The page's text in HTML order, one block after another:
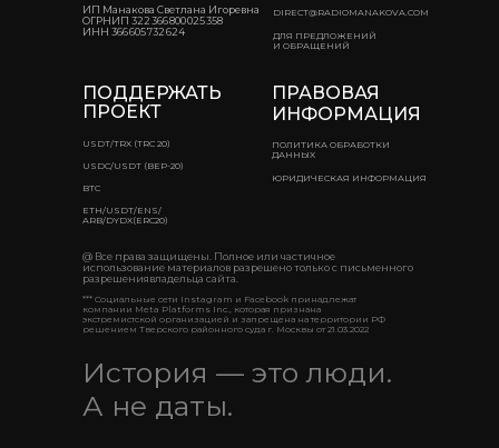
ПРАВОВАЯ
ИНФОРМАЦИЯ
ПОЛИТИКА ОБРАБОТКИ
ДАННЫХ
ЮРИДИЧЕСКАЯ ИНФОРМАЦИЯ
@ Все права защищены. Полное или частичное
использование материалов разрешено только с письменного
разрешениявладельца сайта.
История — это люди.
А не даты.
ДЛЯ ПРЕДЛОЖЕНИЙ
И ОБРАЩЕНИЙ
DIRECT@RADIOMANAKOVA.COM
ПОДДЕРЖАТЬ
ПРОЕКТ
ETH/USDT/ENS/
ARB/DYDX(ERC20)
BTC
USDC/USDT (BEP-20)
USDT/TRX (TRC 20)
ИП Манакова Светлана Игоревна
ОГРНИП 322 366 800 025 358
ИНН 366 605 732 624
*** Социальные сети Instagram и Facebook принадлежат
компании Meta Platforms Inc., которая признана
экстремистской организацией и запрещена на территории РФ
решением Тверского районного суда г. Москвы от 21.03.2022